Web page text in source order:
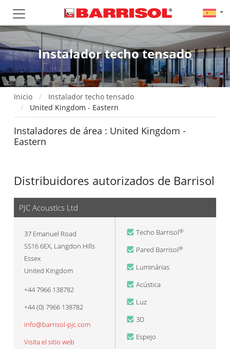
Instalador techo tensado
Inicio
Instalador techo tensado
United Kingdom - Eastern
Instaladores de área : United Kingdom -
Eastern
Distribuidores autorizados de Barrisol
PJC Acoustics Ltd
37 Emanuel Road
SS16 6EX, Langdon Hills
Essex
United Kingdom
+44 7966 138782
+44 (0) 7966 138782
info@barrisol-pjc.com
Visita el sitio web
Techo Barrisol®
Pared Barrisol®
Luminárias
Acústica
Luz
3D
Espejo